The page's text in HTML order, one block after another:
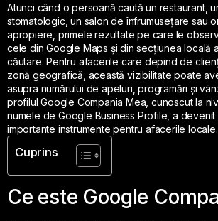
Atunci când o persoană caută un restaurant,
stomatologic, un salon de înfrumusețare sau
apropiere, primele rezultate pe care le
cele din Google Maps și din secțiunea locală
căutare. Pentru afacerile care depind de
zonă geografică, această vizibilitate poate
asupra numărului de apeluri, programări și
profilul Google Compania Mea, cunoscut la
numele de Google Business Profile, a devenit
importante instrumente pentru afacerile locale.
Cuprins
Ce este Google